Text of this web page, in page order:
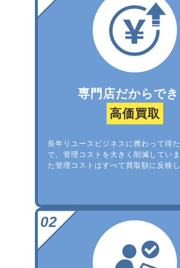
専門店だからでき
高価買取
長年リユースビジネスに携わって得
で、管理コストを大きく削減してい
た管理コストはすべて買取額に反映し